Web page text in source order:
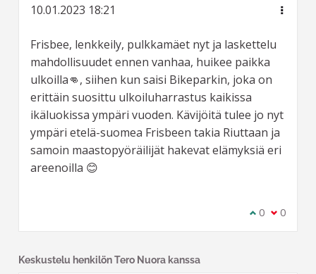
10.01.2023 18:21
Frisbee, lenkkeily, pulkkamäet nyt ja laskettelu
mahdollisuudet ennen vanhaa, huikee paikka
ulkoilla👊, siihen kun saisi Bikeparkin, joka on
erittäin suosittu ulkoiluharrastus kaikissa
ikäluokissa ympäri vuoden. Kävijöitä tulee jo nyt
ympäri etelä-suomea Frisbeen takia Riuttaan ja
samoin maastopyöräilijät hakevat elämyksiä eri
areenoilla 😊
Olen samaa
0 Olen eri
0
Keskustelu henkilön Tero Nuora kanssa